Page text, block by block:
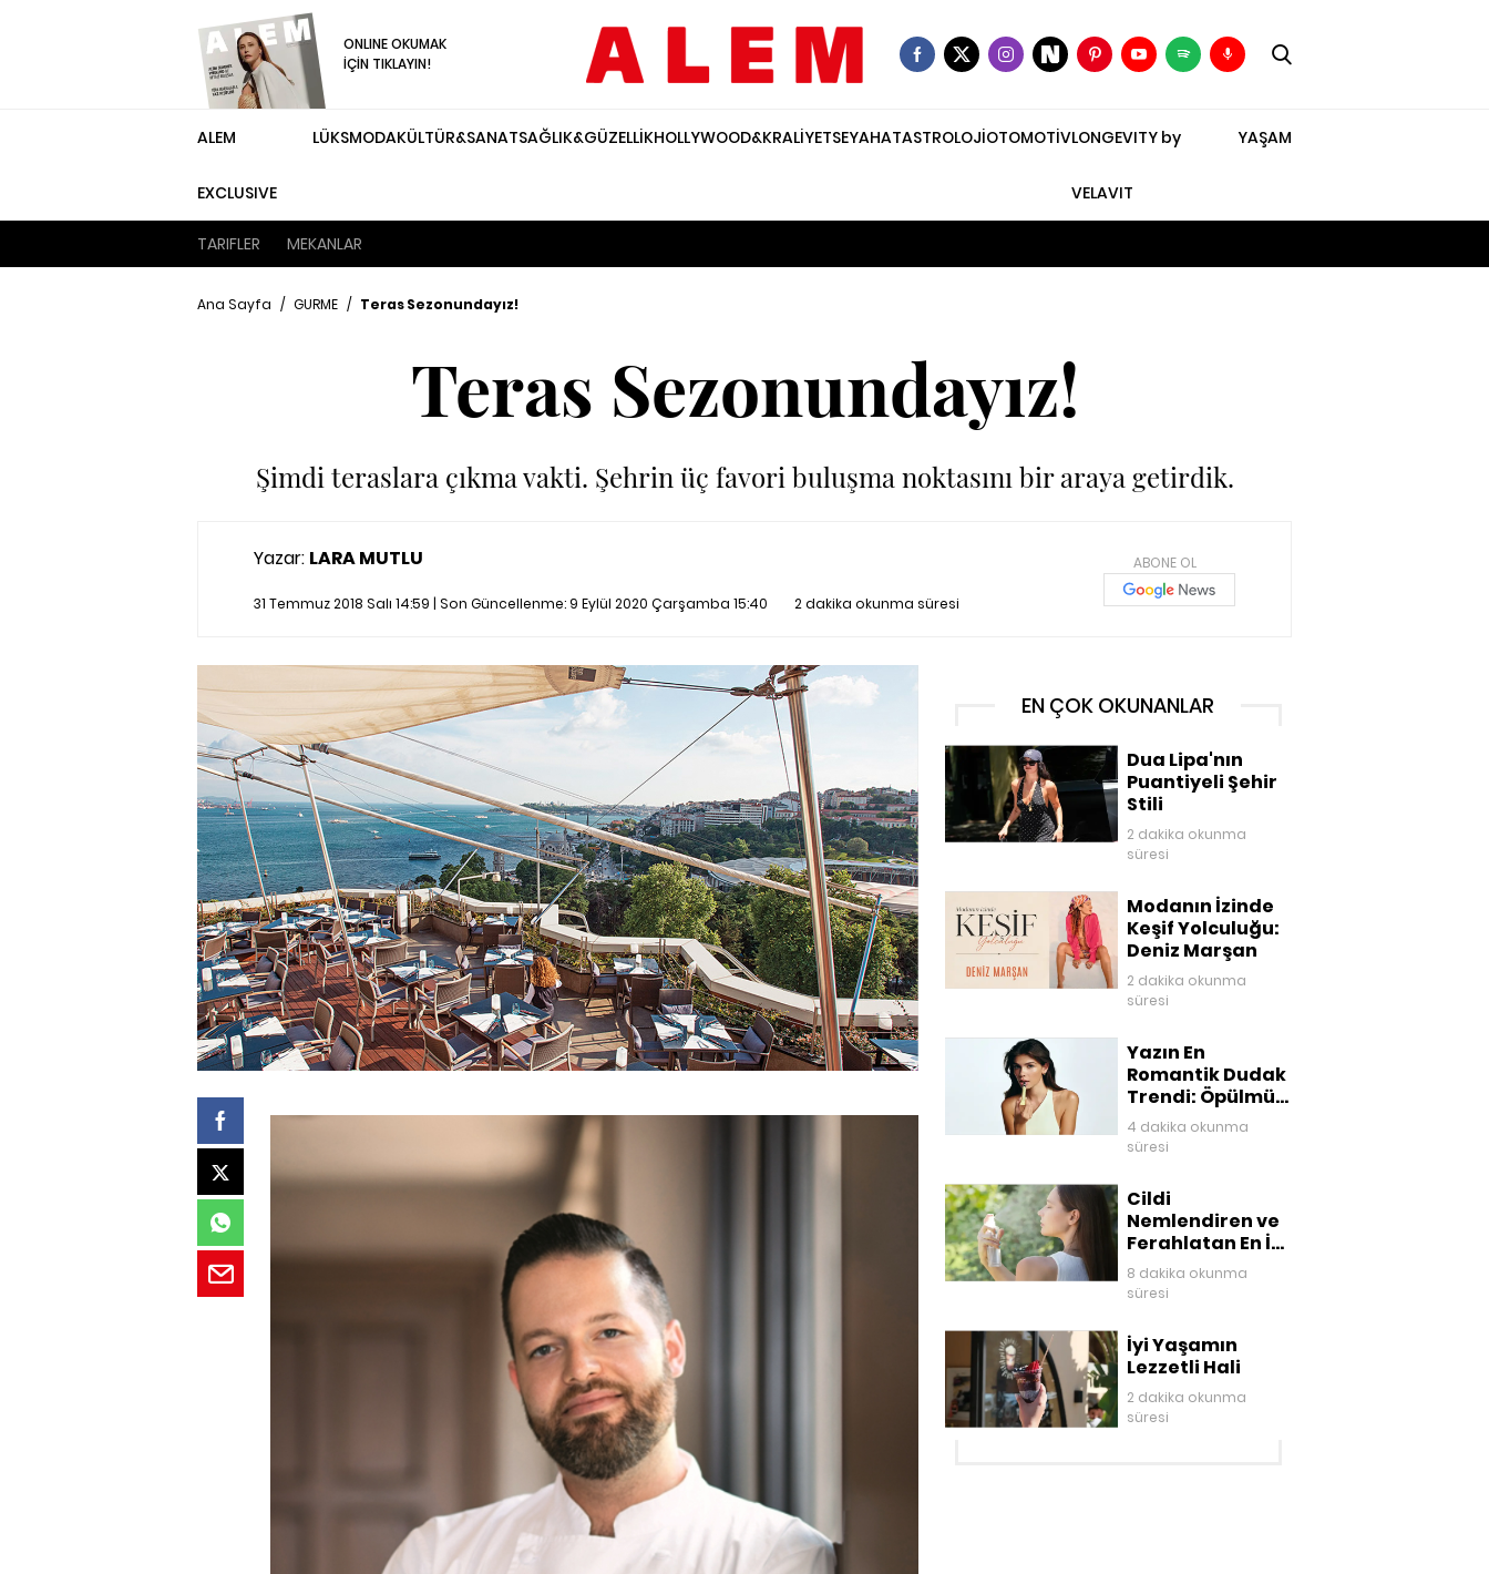
ONLINE OKUMAK
İÇİN TIKLAYIN!
ALEM
EXCLUSIVE
LÜKSMODAKÜLTÜR&SANATSAĞLIK&GÜZELLİKHOLLYWOOD&KRALİYETSEYAHATASTROLOJİOTOMOTİVLONGEVITY by
VELAVIT
YAŞAM
TARIFLER MEKANLAR
Ana Sayfa / GURME / Teras Sezonundayız!
Teras Sezonundayız!
Şimdi teraslara çıkma vakti. Şehrin üç favori buluşma noktasını bir araya getirdik.
Yazar: LARA MUTLU
31 Temmuz 2018 Salı 14:59 | Son Güncellenme: 9 Eylül 2020 Çarşamba 15:40 2 dakika okunma süresi
ABONE OL
EN ÇOK OKUNANLAR
Dua Lipa'nın
Puantiyeli Şehir
Stili
2 dakika okunma
süresi
Modanın İzinde
Keşif Yolculuğu:
Deniz Marşan
2 dakika okunma
süresi
Yazın En
Romantik Dudak
Trendi: Öpülmüş
Dudaklar
4 dakika okunma
süresi
Cildi
Nemlendiren ve
Ferahlatan En İyi
Yüz Mistleri
8 dakika okunma
süresi
İyi Yaşamın
Lezzetli Hali
2 dakika okunma
süresi